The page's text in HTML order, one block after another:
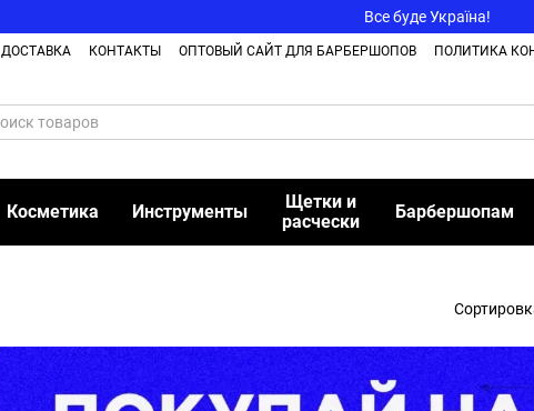
Все буде Україна!
ДОСТАВКА КОНТАКТЫ ОПТОВЫЙ САЙТ ДЛЯ БАРБЕРШОПОВ
ПОЛИТИКА
Косметика Инструменты
Щетки и
расчески
Барбершопам